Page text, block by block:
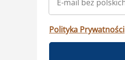
Polityka Prywatności